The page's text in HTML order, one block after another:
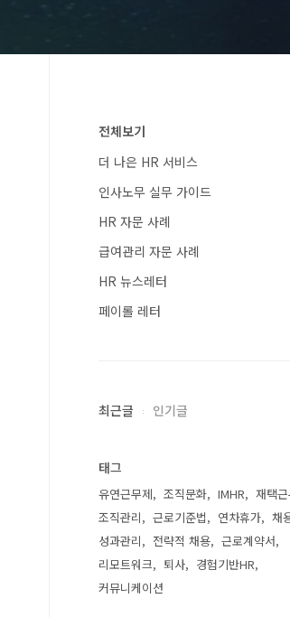
전체보기
더 나은 HR 서비스
인사노무 실무 가이드
HR 자문 사례
급여관리 자문 사례
HR 뉴스레터
페이롤 레터
최근글 인기글
태그
유연근무제 조직문화 IMHR
재택
조직관리
근로기준법 연차휴가
채
성과관리
전략적 채용
근로계약서
리모트워크
퇴사
경험기반HR
커뮤니케이션